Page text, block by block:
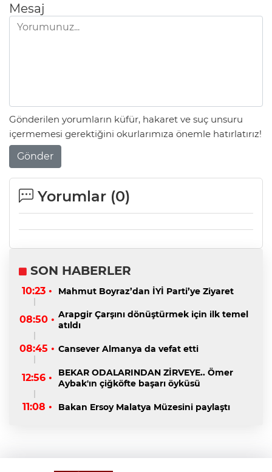
Mesaj
Gönderilen yorumların küfür, hakaret ve suç unsuru
içermemesi gerektiğini okurlarımıza önemle hatırlatırız!
Gönder
Yorumlar (0)
SON HABERLER
10:23 • Mahmut Boyraz’dan İYİ Parti’ye Ziyaret
08:50 • Arapgir Çarşını dönüştürmek için ilk temel
atıldı
08:45 • Cansever Almanya da vefat etti
12:56 •
BEKAR ODALARINDAN ZİRVEYE.. Ömer
Aybak'ın çiğköfte başarı öyküsü
11:08 • Bakan Ersoy Malatya Müzesini paylaştı